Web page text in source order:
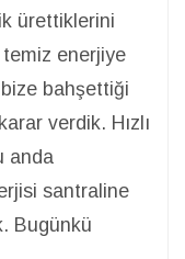
ürettiklerini
enerjiye
bahşettiği
verdik. Hızlı
anda
santraline
Bugünkü